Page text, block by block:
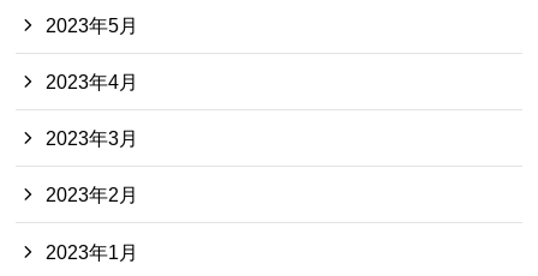
2023年5月
2023年4月
2023年3月
2023年2月
2023年1月